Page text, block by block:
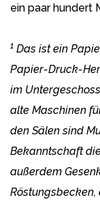
ein paar hundert
1 Das ist ein
Papier-Druck-
im
alte Maschinen
den Sälen sind
Bekanntschaft
außerdem
Röstungsbecken,